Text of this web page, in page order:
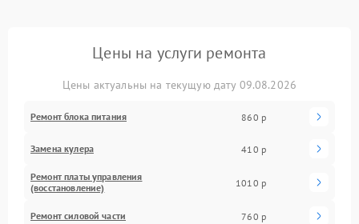
Цены на услуги ремонта
Цены актуальны на текущую дату 09.08.2026
Ремонт блока питания 860 р
Замена кулера 410 р
Ремонт платы управления
(восстановление)
1010 р
Ремонт силовой части 760 р